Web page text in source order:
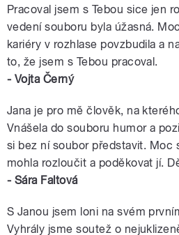
Pracoval jsem s Tebou sice jen
vedení souboru byla úžasná.
kariéry v rozhlase povzbudila a
to, že jsem s Tebou pracoval.
- Vojta Černý
Jana je pro mě člověk, na
Vnášela do souboru humor a
si bez ní soubor představit. Moc
mohla rozloučit a poděkovat jí.
- Sára Faltová
S Janou jsem loni na svém
Vyhrály jsme soutež o